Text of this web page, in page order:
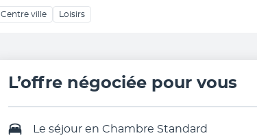
Centre ville Loisirs
L’offre négociée pour vous
Le séjour en Chambre Standard